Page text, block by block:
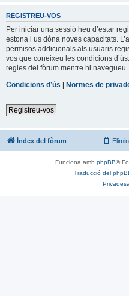
REGISTREU-VOS
Per iniciar una sessió heu d’estar
estona i us dóna noves capacitats.
permisos addicionals als usuaris
vos que coneixeu les condicions
regles del fòrum mentre hi navegueu.
Condicions d’ús | Normes de
Registreu-vos
Índex del fòrum
Funciona amb phpBB®
Traducció del
Privadesa